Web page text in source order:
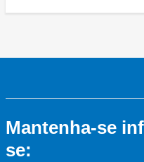
Mantenha-se
se: